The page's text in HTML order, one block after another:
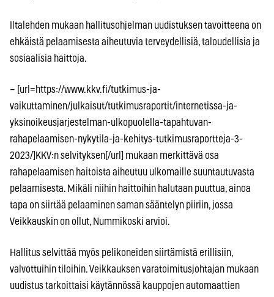
Iltalehden mukaan hallitusohjelman uudistuksen tavoitteena on
ehkäistä pelaamisesta aiheutuvia terveydellisiä, taloudellisia ja
sosiaalisia haittoja.
– [url=https://www.kkv.fi/tutkimus-ja-
vaikuttaminen/julkaisut/tutkimusraportit/internetissa-ja-
yksinoikeusjarjestelman-ulkopuolella-tapahtuvan-
rahapelaamisen-nykytila-ja-kehitys-tutkimusraportteja-3-
2023/]KKV:n selvityksen[/url] mukaan merkittävä osa
rahapelaamisen haitoista aiheutuu ulkomaille suuntautuvasta
pelaamisesta. Mikäli niihin haittoihin halutaan puuttua, ainoa
tapa on siirtää pelaaminen saman sääntelyn piiriin, jossa
Veikkauskin on ollut, Nummikoski arvioi.
Hallitus selvittää myös pelikoneiden siirtämistä erillisiin,
valvottuihin tiloihin. Veikkauksen varatoimitusjohtajan mukaan
uudistus tarkoittaisi käytännössä kauppojen automaattien